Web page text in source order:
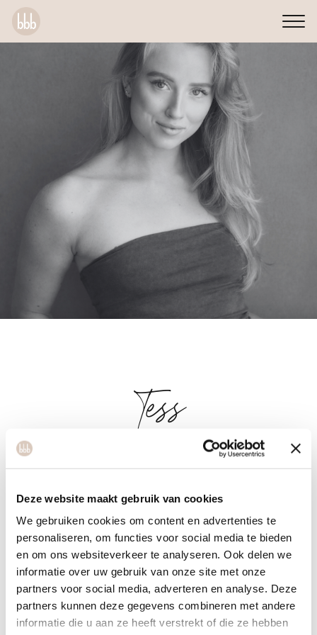
Deze website maakt gebruik van cookies
We gebruiken cookies om content en advertenties te
personaliseren, om functies voor social media te bieden
en om ons websiteverkeer te analyseren. Ook delen we
informatie over uw gebruik van onze site met onze
partners voor social media, adverteren en analyse. Deze
partners kunnen deze gegevens combineren met andere
informatie die u aan ze heeft verstrekt of die ze hebben
Tess
Als coach bij bbb health boutique neem ik mijn achtergrond
basis in ballet en hedendaagse dans. Ik help vrouwen hun
kracht, flexibiliteit en lichaamsbewustzijn te verbeteren, terwijl
we samen werken aan zelfvertrouwen en balans. Ik creëer
een veilige, positieve sfeer waarin je jouw grenzen durft te
verleggen en je volledige potentieel ontdekt. Samen bouwen
we aan een sterk, energiek en zelfverzekerd leven!